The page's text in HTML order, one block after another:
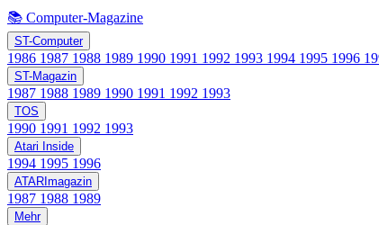
📚 Computer-Magazine
ST-Computer
1986 1987 1988 1989 1990 1991 1992 1993 1994 1995 1996
ST-Magazin
1987 1988 1989 1990 1991 1992 1993
TOS
1990 1991 1992 1993
Atari Inside
1994 1995 1996
ATARImagazin
1987 1988 1989
Mehr